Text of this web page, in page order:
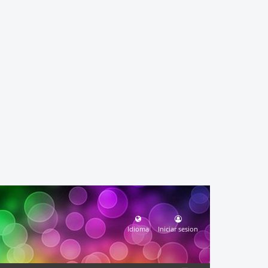
Idioma Iniciar sesion